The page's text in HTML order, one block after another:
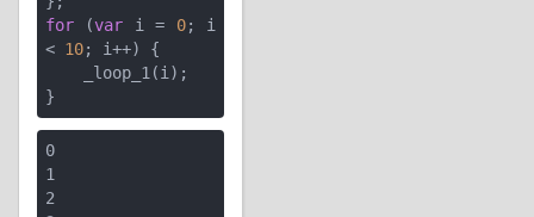
for (var i = 0; i
< 10; i++) {
0
1
2